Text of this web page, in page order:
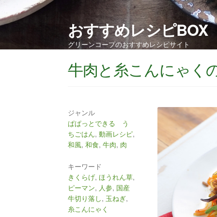
おすすめレシピBOX
グリーンコープのおすすめレシピサイト
牛肉と糸こんにゃく
ジャンル
ぱぱっとできる う
ちごはん,動画レシピ,
和風,和食,牛肉, 肉
キーワード
きくらげ,ほうれん草,
ピーマン, 人参, 国産
牛切り落し, 玉ねぎ,
糸こんにゃく